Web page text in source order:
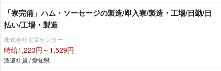
「寮完備」ハム・ソーセージの製造/即入寮/製造・工場/日勤/日
払い/工場・製造
株式会社京栄センター
時給1,223円～1,529円
派遣社員 / 愛知県